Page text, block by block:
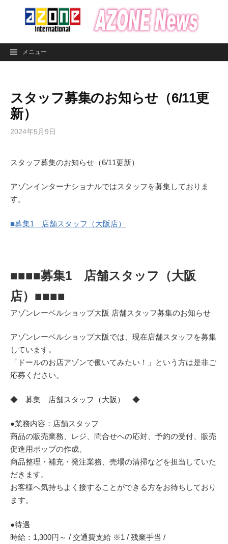
ン
メニュー
スタッフ募集のお知らせ（6/11更
新）
2024年5月9日
スタッフ募集のお知らせ（6/11更新）
アゾンインターナショナルではスタッフを募集しておりま
す。
■募集1 店舗スタッフ（大阪店）
■■■■募集1 店舗スタッフ（大阪
店）■■■■
アゾンレーベルショップ大阪 店舗スタッフ募集のお知らせ
アゾンレーベルショップ大阪では、現在店舗スタッフを募集
しています。
「ドールのお店アゾンで働いてみたい！」という方は是非ご
応募ください。
◆ 募集 店舗スタッフ（大阪） ◆
●業務内容：店舗スタッフ
商品の販売業務、レジ、問合せへの応対、予約の受付、販売
促進用ポップの作成、
商品整理・補充・発注業務、売場の清掃などを担当していた
だきます。
お客様へ気持ちよく接することができる方をお待ちしており
ます。
●待遇
時給：1,300円～ / 交通費支給 ※1 / 残業手当 /